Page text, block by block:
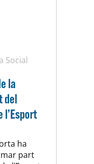
Social
la
del
l’Esport
ha
part